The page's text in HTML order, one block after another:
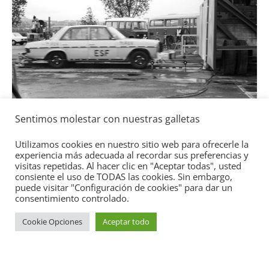
ESF 05: 50 años de
2021 mospotter84 0
Seguridad
Llamada a
Toyota y
gasolina
2 de julio de 2021
Copyright © 2026 Academia del Motor
reservados.
Sentimos molestar con nuestras galletas
Utilizamos cookies en nuestro sitio web para ofrecerle la
experiencia más adecuada al recordar sus preferencias y
visitas repetidas. Al hacer clic en "Aceptar todas", usted
consiente el uso de TODAS las cookies. Sin embargo,
puede visitar "Configuración de cookies" para dar un
consentimiento controlado.
Cookie Opciones Aceptar todo